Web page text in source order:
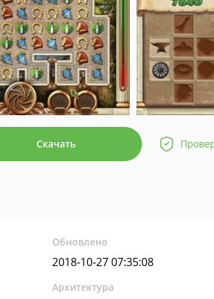
Скачать
Обновлено
2018-10-27 07:35:08
Архитектура